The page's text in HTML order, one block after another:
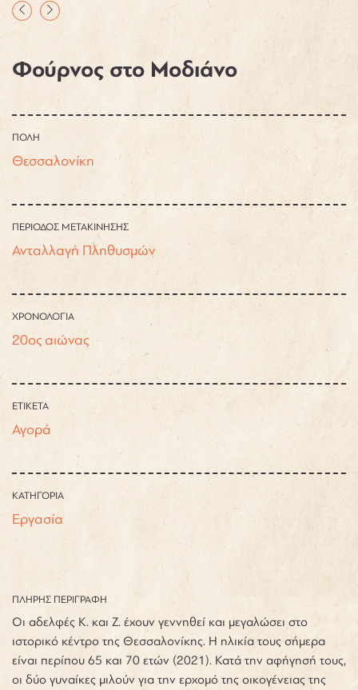
Φούρνος στο Μοδιάνο
ΠΟΛΗ
Θεσσαλονίκη
ΠΕΡΙΟΔΟΣ ΜΕΤΑΚΙΝΗΣΗΣ
Ανταλλαγή Πληθυσμών
ΧΡΟΝΟΛΟΓΙΑ
20ος αιώνας
ΕΤΙΚΕΤΑ
Αγορά
ΚΑΤΗΓΟΡΙΑ
Εργασία
ΠΛΗΡΗΣ ΠΕΡΙΓΡΑΦΗ
Οι αδελφές Κ. και Ζ. έχουν γεννηθεί και μεγαλώσει στο
ιστορικό κέντρο της Θεσσαλονίκης. Η ηλικία τους σήμερα
είναι περίπου 65 και 70 ετών (2021). Κατά την αφήγησή τους,
οι δύο γυναίκες μιλούν για την ερχομό της οικογένειας της